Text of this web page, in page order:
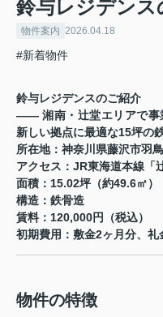
鈴与レジデンス
物件案内 2026.04.18
#新着物件
鈴与レジデンスのご紹介
―― 湘南・辻堂エリアで事
新しい拠点に最適な15坪の
所在地：神奈川県藤沢市羽
アクセス ：JR東海道本線「
面積 ：15.02坪（約49.6㎡）
構造 ：鉄骨造
賃料：120,000円（税込）
初期費用 ：敷金2ヶ月分、礼
物件の特徴